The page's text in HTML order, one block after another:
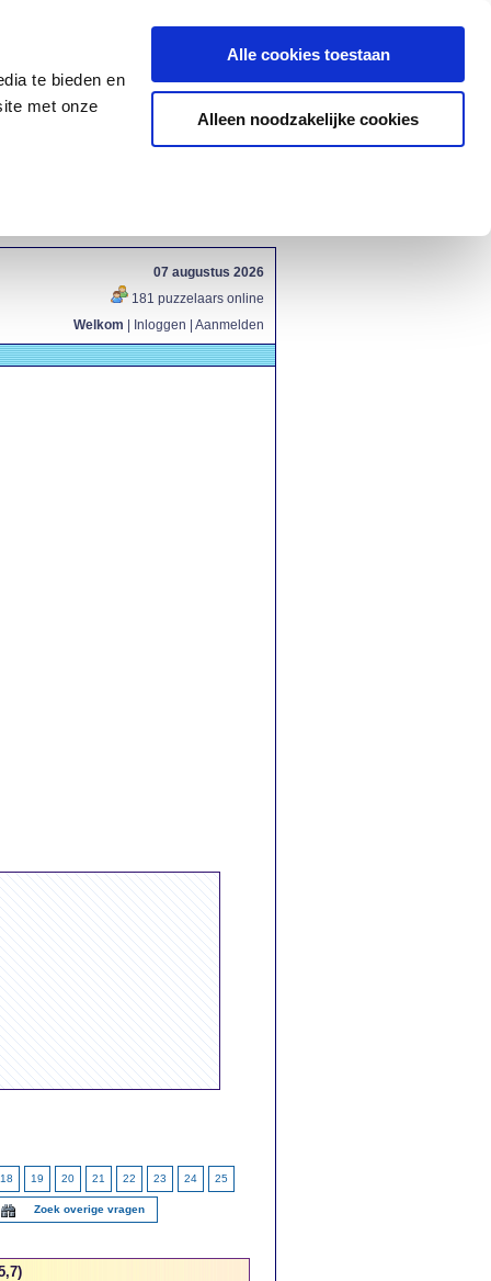
te bieden en
met onze
Alle cookies toestaan
Alleen noodzakelijke cookies
07 augustus 2026
181 puzzelaars online
Welkom
Inloggen Aanmelden
18 19 20 21 22 23 24 25
Zoek overige vragen